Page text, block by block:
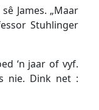
James. „Maar
Stuhlinger
‘n jaar of vyf.
nie. Dink net :